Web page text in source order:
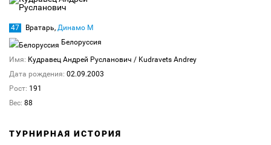
47 Вратарь, Динамо М
Белоруссия
Имя: Кудравец Андрей Русланович / Kudravets Andrey
Дата рождения: 02.09.2003
Рост: 191
Вес: 88
ТУРНИРНАЯ ИСТОРИЯ